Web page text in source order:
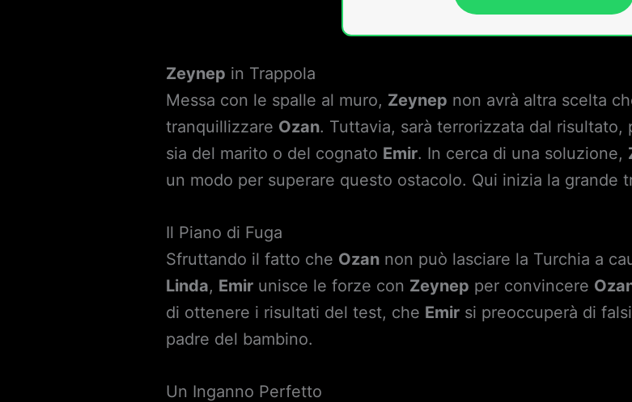
Zeynep in Trappola
Messa con le spalle al muro, Zeynep non avrà altra scelta
tranquillizzare Ozan. Tuttavia, sarà terrorizzata dal
sia del marito o del cognato Emir. In cerca di una soluzione,
un modo per superare questo ostacolo. Qui inizia la grande
Il Piano di Fuga
Sfruttando il fatto che Ozan non può lasciare la Turchia a
Linda, Emir unisce le forze con Zeynep per convincere
di ottenere i risultati del test, che Emir si preoccuperà di
padre del bambino.
Un Inganno Perfetto